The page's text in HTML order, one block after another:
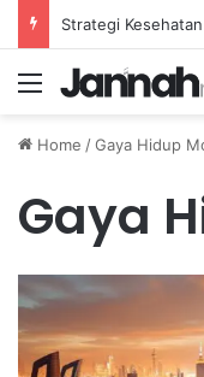
Menu
Home /Gaya Hidup
Gaya